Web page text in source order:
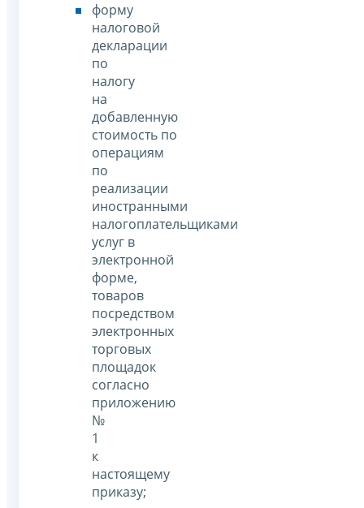
форму
налоговой
декларации
по
налогу
на
добавленную
стоимость по
операциям
по
реализации
иностранными
налогоплательщиками
услуг в
электронной
форме,
товаров
посредством
электронных
торговых
площадок
согласно
приложению
№
1
к
настоящему
приказу;